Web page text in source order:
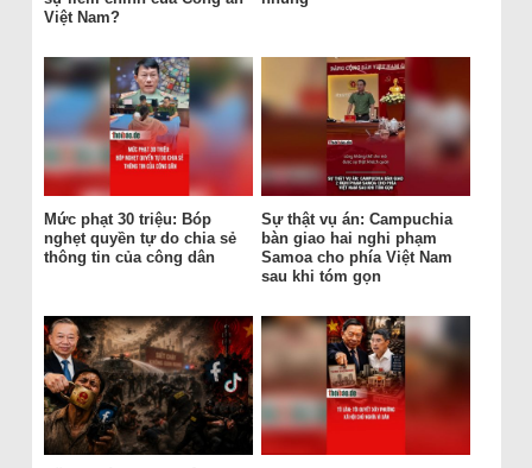
Việt Nam?
Mức phạt 30 triệu: Bóp
nghẹt quyền tự do chia sẻ
thông tin của công dân
Sự thật vụ án: Campuchia
bàn giao hai nghi phạm
Samoa cho phía Việt Nam
sau khi tóm gọn